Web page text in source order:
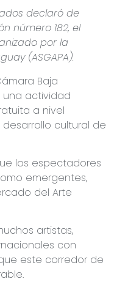
declaró de
número 182, el
por la
(ASGAPA).
Baja
actividad
a nivel
cultural de
los espectadores
emergentes,
del Arte
artistas,
con
este corredor de